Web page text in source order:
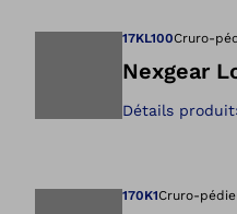
17KL100Cruro-
Nexgear
Détails produit
170K1Cruro-